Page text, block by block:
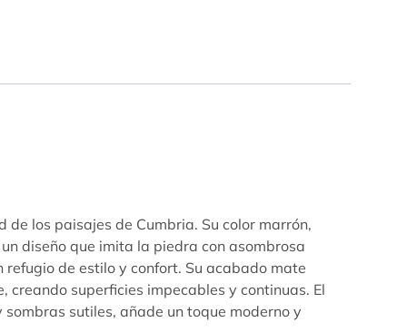
de los paisajes de Cumbria. Su color marrón,
diseño que imita la piedra con asombrosa
de estilo y confort. Su acabado mate
superficies impecables y continuas. El
sutiles, añade un toque moderno y